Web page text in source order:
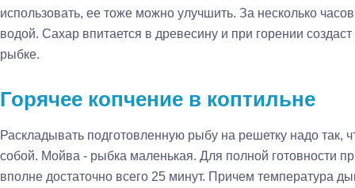
использовать, ее тоже можно улучшить. За несколько
водой. Сахар впитается в древесину и при горении
рыбке.
Горячее копчение в коптильне
Раскладывать подготовленную рыбу на решетку надо так,
собой. Мойва - рыбка маленькая. Для полной готовности
вполне достаточно всего 25 минут. Причем температура